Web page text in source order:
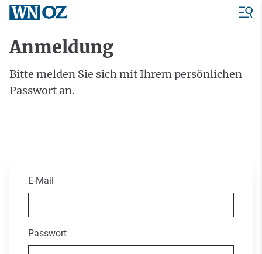
Anmeldung
Bitte melden Sie sich mit Ihrem persönlichen
Passwort an.
E-Mail
Passwort